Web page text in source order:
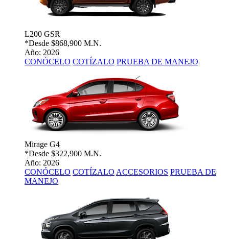
L200 GSR
*Desde $868,900 M.N.
Año: 2026
CONÓCELO COTÍZALO PRUEBA DE MANEJO
Mirage G4
*Desde $322,900 M.N.
Año: 2026
CONÓCELO COTÍZALO ACCESORIOS PRUEBA DE
MANEJO